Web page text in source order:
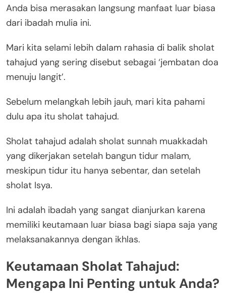
Anda bisa merasakan langsung manfaat luar biasa
dari ibadah mulia ini.
Mari kita selami lebih dalam rahasia di balik sholat
tahajud yang sering disebut sebagai ‘jembatan doa
menuju langit’.
Sebelum melangkah lebih jauh, mari kita pahami
dulu apa itu sholat tahajud.
Sholat tahajud adalah sholat sunnah muakkadah
yang dikerjakan setelah bangun tidur malam,
meskipun tidur itu hanya sebentar, dan setelah
sholat Isya.
Ini adalah ibadah yang sangat dianjurkan karena
memiliki keutamaan luar biasa bagi siapa saja yang
melaksanakannya dengan ikhlas.
Keutamaan Sholat Tahajud:
Mengapa Ini Penting untuk Anda?